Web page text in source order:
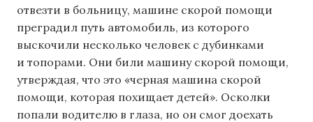
отвезти в больницу, машине скорой помощи
преградил путь автомобиль, из которого
выскочили несколько человек с дубинками
и топорами. Они били машину скорой помощи,
утверждая, что это «черная машина скорой
помощи, которая похищает детей». Осколки
попали водителю в глаза, но он смог доехать